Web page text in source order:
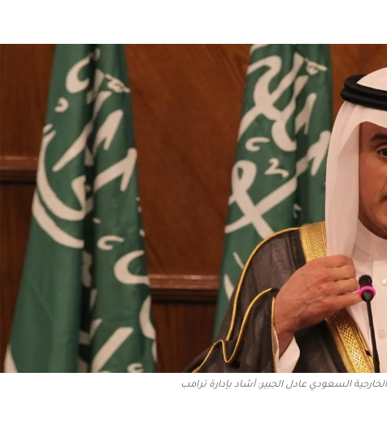
الخارجية السعودي عادل الجبير: أشاد بإدارة ترامب